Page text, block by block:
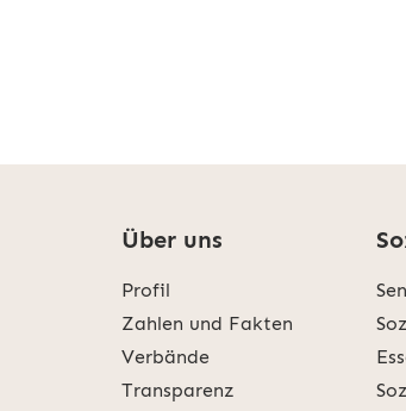
Über uns
Profil
Zahlen und Fakten
Verbände
Transparenz